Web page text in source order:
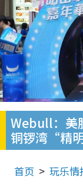
Webull：美
铜锣湾“精
首页 玩乐情